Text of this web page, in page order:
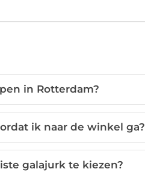
in Rotterdam?
ik naar de winkel ga?
galajurk te kiezen?